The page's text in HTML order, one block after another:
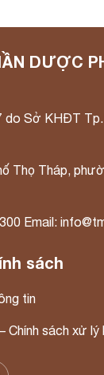
DƯỢC
do Sở KHĐT
Thọ Tháp,
Email:
sách
tin
Chính sách xử lý